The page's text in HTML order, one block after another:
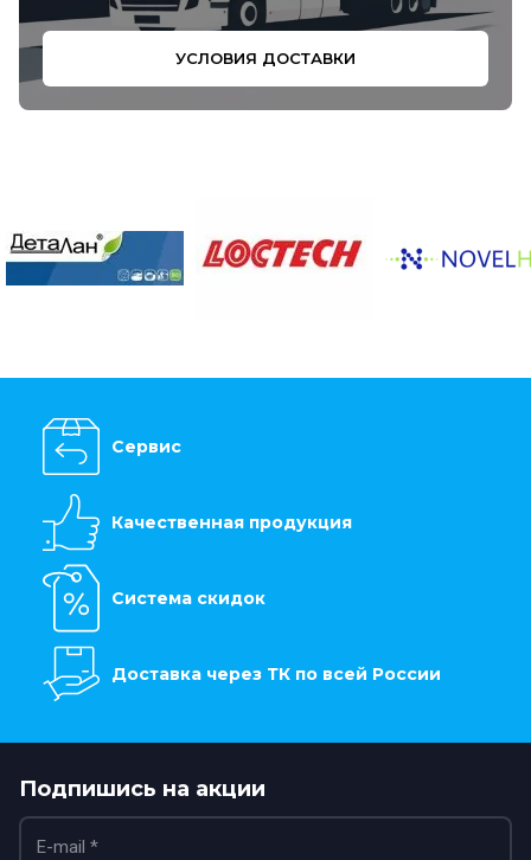
УСЛОВИЯ ДОСТАВКИ
Сервис
Качественная продукция
Система скидок
Доставка через ТК по всей России
Подпишись на акции